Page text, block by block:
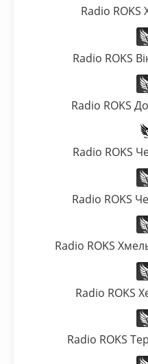
Radio ROKS
Radio ROKS
Radio ROKS
Radio ROKS
Radio ROKS
Radio ROKS
Radio ROKS
Radio ROKS